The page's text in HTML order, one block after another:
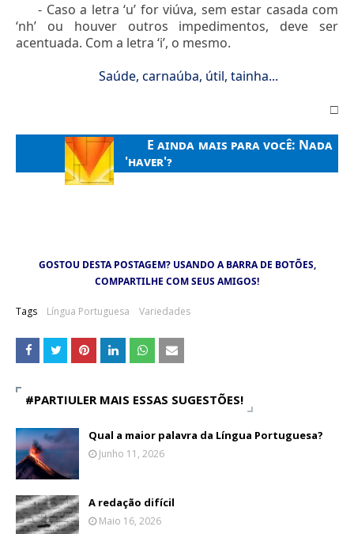
- Caso a letra ‘u’ for viúva, sem estar casada com
‘nh’ ou houver outros impedimentos, deve ser
acentuada. Com a letra ‘i’, o mesmo.
Saúde, carnaúba, útil, tainha...
□
E ainda mais para você: Nada
'haver'?
GOSTOU DESTA POSTAGEM? USANDO A BARRA DE BOTÕES,
COMPARTILHE COM SEUS AMIGOS!
Tags Língua Portuguesa Variedades
#PARTIULER MAIS ESSAS SUGESTÕES!
Qual a maior palavra da Língua Portuguesa?
Junho 11, 2026
A redação difícil
Maio 16, 2026